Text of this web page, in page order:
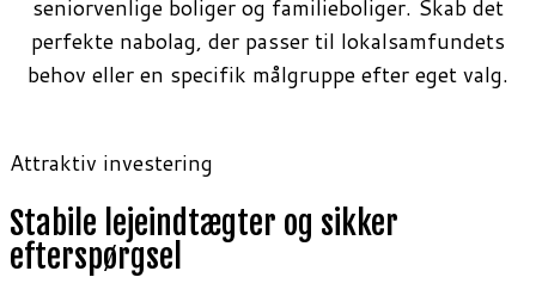
seniorvenlige boliger og familieboliger. Skab det
perfekte nabolag, der passer til lokalsamfundets
behov eller en specifik målgruppe efter eget valg.
Attraktiv investering
Stabile lejeindtægter og sikker
efterspørgsel